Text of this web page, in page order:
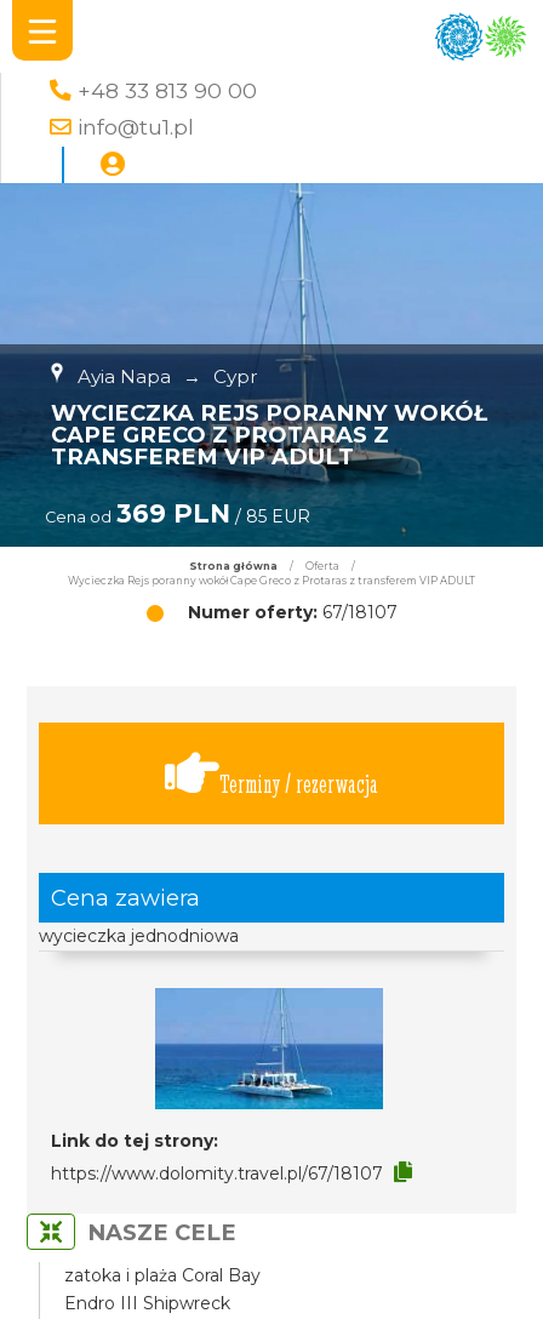
+48 33 813 90 00
info@tu1.pl
Ayia Napa → Cypr
WYCIECZKA REJS PORANNY WOKÓŁ
CAPE GRECO Z PROTARAS Z
TRANSFEREM VIP ADULT
Cena od 369 PLN / 85 EUR
Strona główna / Oferta
/
Wycieczka Rejs poranny wokół Cape Greco z Protaras z transferem VIP ADULT
Numer oferty:67/18107
Terminy / rezerwacja
Cena zawiera
wycieczka jednodniowa
Link do tej strony:
https://www.dolomity.travel.pl/67/18107
NASZE CELE
zatoka i plaża Coral Bay
Endro III Shipwreck